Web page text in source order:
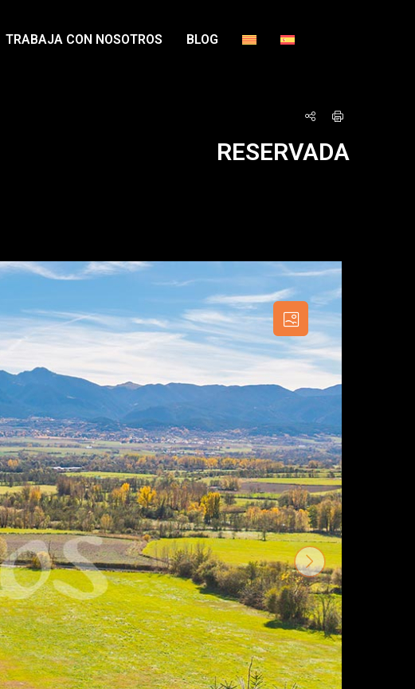
TRABAJA CON NOSOTROS BLOG
RESERVADA